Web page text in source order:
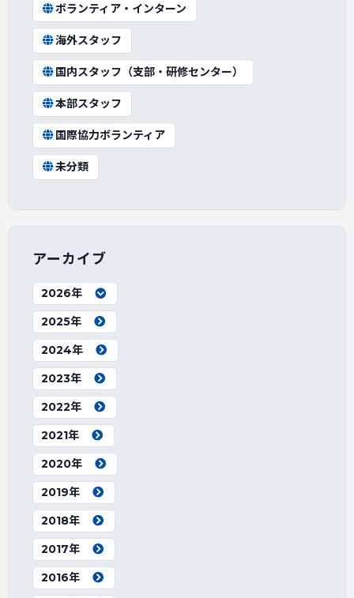
ボランティア・インターン
海外スタッフ
国内スタッフ（支部・研修センター）
本部スタッフ
国際協力ボランティア
未分類
アーカイブ
2026年
2025年
2024年
2023年
2022年
2021年
2020年
2019年
2018年
2017年
2016年